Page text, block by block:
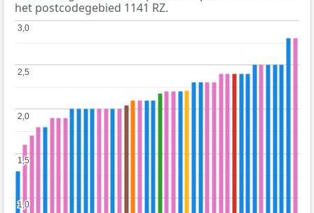
het postcodegebied 1141 RZ.
1,0
1,0
1,5
1,5
2,0
2,0
2,5
2,5
3,0
3,0